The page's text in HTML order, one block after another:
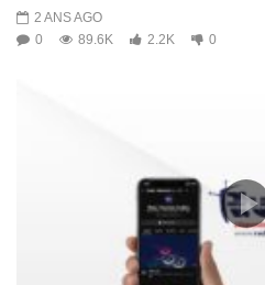
2 ANS AGO
0
89.6K 2.2K 0